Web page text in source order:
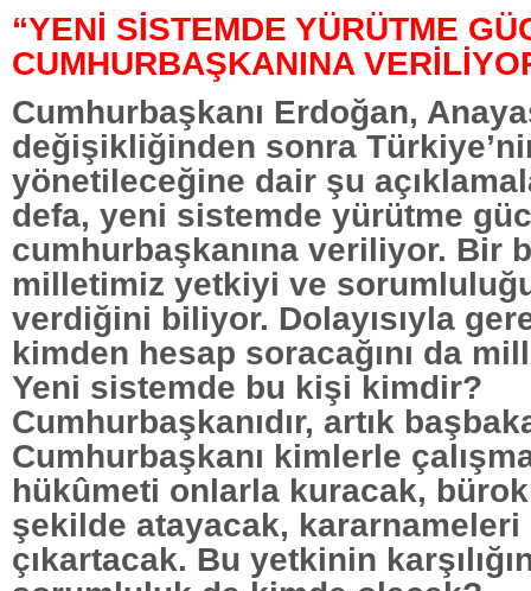
“YENİ SİSTEMDE YÜRÜTME
CUMHURBAŞKANINA
Cumhurbaşkanı Erdoğan,
değişikliğinden sonra
yönetileceğine dair şu
defa, yeni sistemde yürütme
cumhurbaşkanına veriliyor. Bir
milletimiz yetkiyi ve
verdiğini biliyor. Dolayısıyla
kimden hesap soracağını da
Yeni sistemde bu kişi kimdir?
Cumhurbaşkanıdır, artık
Cumhurbaşkanı kimlerle
hükûmeti onlarla kuracak,
şekilde atayacak, kararnameleri
çıkartacak. Bu yetkinin